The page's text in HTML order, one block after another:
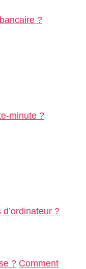
?
minute ?
?
? Comment